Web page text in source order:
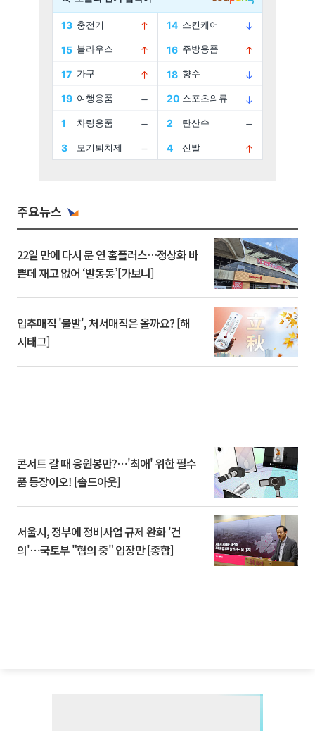
주요뉴스
22일 만에 다시 문 연 홈플러스…정상화 바
쁜데 재고 없어 ‘발동동’[가보니]
입추매직 '불발', 처서매직은 올까요? [해
시태그]
콘서트 갈 때 응원봉만?⋯'최애' 위한 필수
품 등장이오! [솔드아웃]
서울시, 정부에 정비사업 규제 완화 '건
의'⋯국토부 "협의 중" 입장만 [종합]